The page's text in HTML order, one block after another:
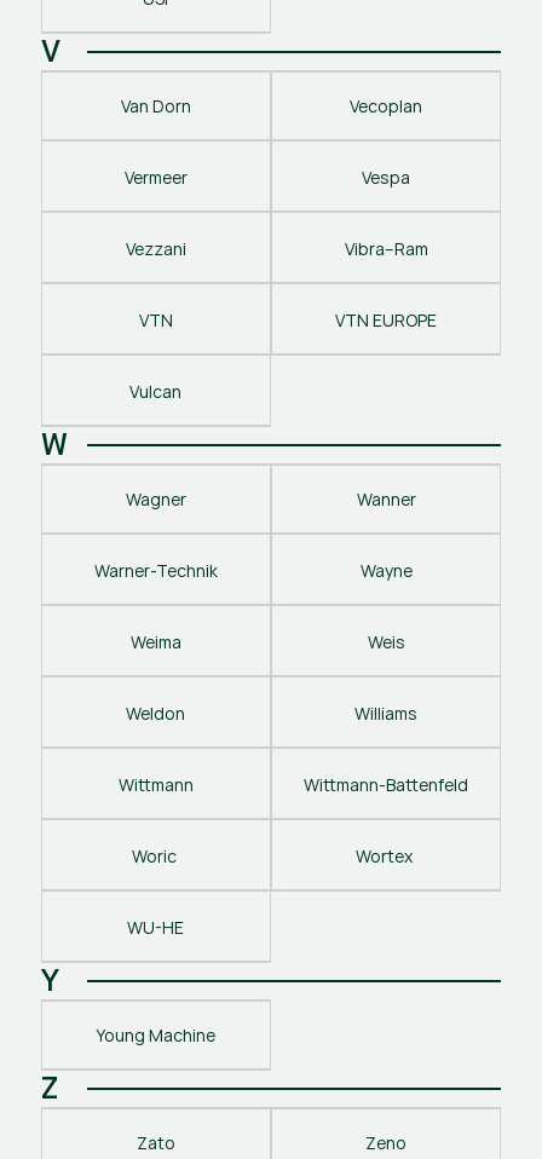
V
Van Dorn Vecoplan
Vermeer Vespa
Vezzani Vibra–Ram
VTN VTN EUROPE
Vulcan
W
Wagner Wanner
Warner-Technik Wayne
Weima Weis
Weldon Williams
Wittmann Wittmann-Battenfeld
Woric Wortex
WU-HE
Y
Young Machine
Z
Zato Zeno